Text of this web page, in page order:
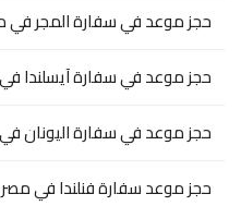
حجز موعد في سفارة المجر في
حجز موعد في سفارة آيسلندا
حجز موعد في سفارة اليونان
حجز موعد سفارة فنلندا في مصر